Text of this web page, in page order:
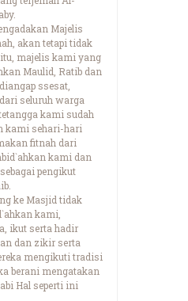
Majelis
akan tetapi tidak
majelis kami yang
Maulid, Ratib dan
ssesat,
seluruh warga
kami sudah
kami sehari-hari
fitnah dari
kami dan
pengikut
ke Masjid tidak
kami,
ikut serta hadir
dan zikir serta
mengikuti tradisi
berani mengatakan
Hal seperti ini